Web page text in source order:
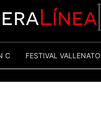
Línea
C FESTIVAL VALLENATO